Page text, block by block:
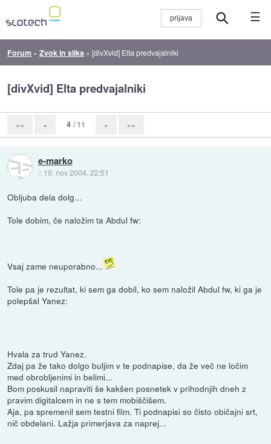
☰
Forum »Zvok in slika »[divXvid] Elta predvajalniki
[divXvid] Elta predvajalniki
«« « 4 / 11 » »»
e-marko
:: 19. nov 2004, 22:51
Obljuba dela dolg...
Tole dobim, če naložim ta Abdul fw:
Vsaj zame neuporabno...
Tole pa je rezultat, ki sem ga dobil, ko sem naložil Abdul fw, ki ga je
polepšal Yanez:
Hvala za trud Yanez.
Zdaj pa že tako dolgo buljim v te podnapise, da že več ne ločim
med obrobljenimi in belimi...
Bom poskusil napraviti še kakšen posnetek v prihodnjih dneh z
pravim digitalcem in ne s tem mobiščišem.
Aja, pa spremenil sem testni film. Ti podnapisi so čisto običajni srt,
nič obdelani. Lažja primerjava za naprej...